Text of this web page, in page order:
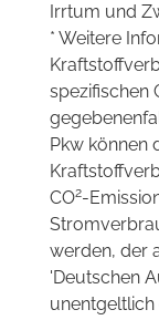
Irrtum und
* Weitere
spezifischen
Pkw können
CO2-
werden, der
'Deutschen
unentgeltlich